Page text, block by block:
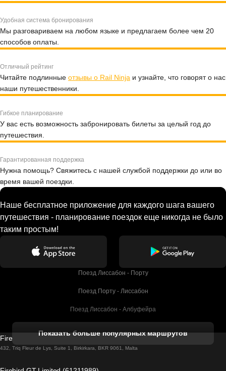
Удобная система бронирования
Мы разговариваем на любом языке и предлагаем более чем 20
способов оплаты.
Отличный рейтинг
Читайте подлинные отзывы о Rail Ninja и узнайте, что говорят о нас
наши путешественники.
Гибкое планирование
У вас есть возможность забронировать билеты за целый год до
путешествия.
Гарантированная поддержка
Нужна помощь? Свяжитесь с нашей службой поддержки до или во
время вашей поездки.
Наше бесплатное приложение для каждого шага вашего
путешествия - планирование поездок еще никогда не было
таким простым!
Поезд Лиссабон - Порту
Поезд Порту - Лиссабон
Поезд Лиссабон - Албуфейра
Поезд Лиссабон - Лагос
Показать больше популярных маршрутов
Firebird GT Limited (OC 1451)
432, Triq Fleur de Lys, Suite 1, Birkirkara, BKR 9061, Malta